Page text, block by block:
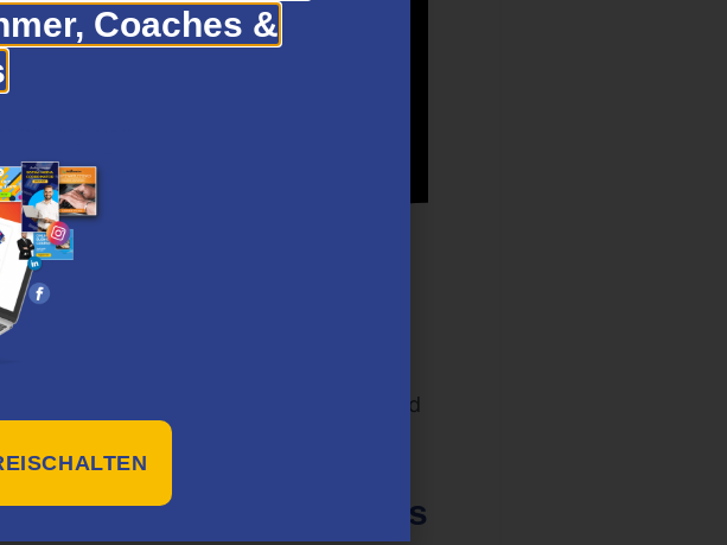
geeignet?
seinem Leben etwas verändern, seine
Sie ein Unternehmer sind, der ein
die nach persönlichem Wachstum und
Frequency Kongress
Coaches &